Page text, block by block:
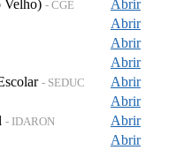
Velho) - CGE
Abrir
Abrir
Abrir
Abrir
- SEDUC
Abrir
Abrir
- IDARON
Abrir
Abrir